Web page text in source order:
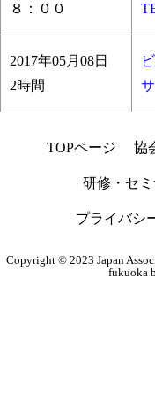
８：００
2017年05月08日
2時間
TOPページ 協
研修・セ
プライバシ
Copyright © 2023 Japan
fukuoka